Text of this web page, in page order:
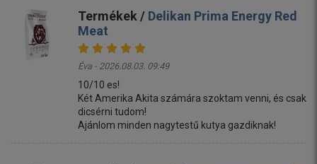
Termékek / Delikan Prima Energy Red
Meat
Éva - 2026.08.03. 09:49
10/10 es!
Két Amerika Akita számára szoktam venni, és csak
dicsérni tudom!
Ajánlom minden nagytestű kutya gazdiknak!